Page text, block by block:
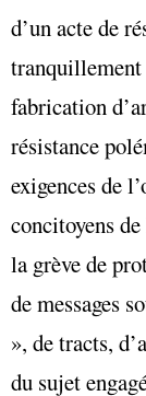
d’un acte de
tranquillement
fabrication
résistance
exigences de
concitoyens
la grève de
de messages
», de tracts,
du sujet